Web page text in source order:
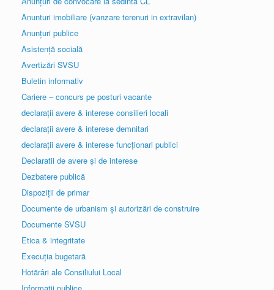
Anunturi imobiliare (vanzare terenuri in extravilan)
Anunțuri publice
Asistență socială
Avertizări SVSU
Buletin informativ
Cariere – concurs pe posturi vacante
declarații avere & interese consilieri locali
declarații avere & interese demnitari
declarații avere & interese funcționari publici
Declaratii de avere și de interese
Dezbatere publică
Dispoziții de primar
Documente de urbanism și autorizări de construire
Documente SVSU
Etica & integritate
Execuția bugetară
Hotărâri ale Consiliului Local